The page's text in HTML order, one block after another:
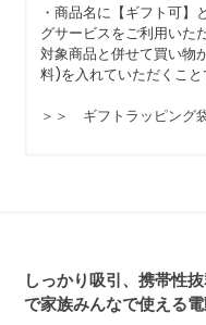
・商品名に【ギフト可】
グサービスをご利用いた
対象商品と併せて買い物
料)を入れていただくこと
＞＞ ギフトラッピング
しっかり吸引、携帯性
で家族みんなで使える電